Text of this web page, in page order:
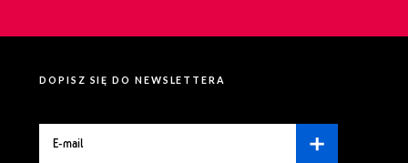
DOPISZ SIĘ DO NEWSLETTERA